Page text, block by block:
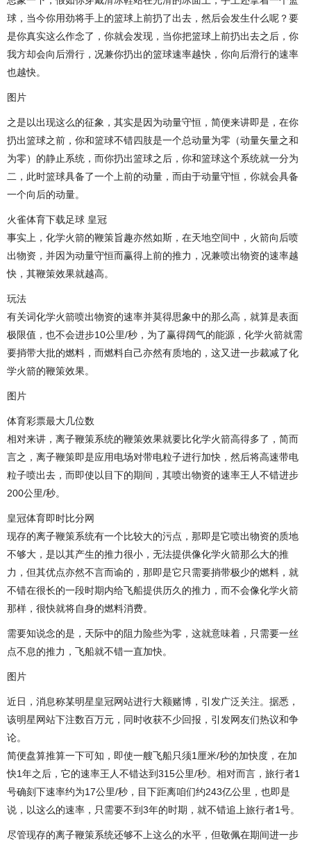
球，当今你用劲将手上的篮球上前扔了出去，然后会发生什么呢？要
是你真实这么作念了，你就会发现，当你把篮球上前扔出去之后，你
我方却会向后滑行，况兼你扔出的篮球速率越快，你向后滑行的速率
也越快。
图片
之是以出现这么的征象，其实是因为动量守恒，简便来讲即是，在你
扔出篮球之前，你和篮球不错四肢是一个总动量为零（动量矢量之和
为零）的静止系统，而你扔出篮球之后，你和篮球这个系统就一分为
二，此时篮球具备了一个上前的动量，而由于动量守恒，你就会具备
一个向后的动量。
火雀体育下载足球 皇冠
事实上，化学火箭的鞭策旨趣亦然如斯，在天地空间中，火箭向后喷
出物资，并因为动量守恒而赢得上前的推力，况兼喷出物资的速率越
快，其鞭策效果就越高。
玩法
有关词化学火箭喷出物资的速率并莫得思象中的那么高，就算是表面
极限值，也不会进步10公里/秒，为了赢得阔气的能源，化学火箭就需
要捎带大批的燃料，而燃料自己亦然有质地的，这又进一步裁减了化
学火箭的鞭策效果。
图片
体育彩票最大几位数
相对来讲，离子鞭策系统的鞭策效果就要比化学火箭高得多了，简而
言之，离子鞭策即是应用电场对带电粒子进行加快，然后将高速带电
粒子喷出去，而即使以目下的期间，其喷出物资的速率王人不错进步
200公里/秒。
皇冠体育即时比分网
现存的离子鞭策系统有一个比较大的污点，那即是它喷出物资的质地
不够大，是以其产生的推力很小，无法提供像化学火箭那么大的推
力，但其优点亦然不言而谕的，那即是它只需要捎带极少的燃料，就
不错在很长的一段时期内给飞船提供历久的推力，而不会像化学火箭
那样，很快就将自身的燃料消费。
需要知说念的是，天际中的阻力险些为零，这就意味着，只需要一丝
点不息的推力，飞船就不错一直加快。
图片
近日，消息称某明星皇冠网站进行大额赌博，引发广泛关注。据悉，
该明星网站下注数百万元，同时收获不少回报，引发网友们热议和争
论。
简便盘算推算一下可知，即使一艘飞船只须1厘米/秒的加快度，在加
快1年之后，它的速率王人不错达到315公里/秒。相对而言，旅行者1
号确刻下速率约为17公里/秒，目下距离咱们约243亿公里，也即是
说，以这么的速率，只需要不到3年的时期，就不错追上旅行者1号。
尽管现存的离子鞭策系统还够不上这么的水平，但敬佩在期间进一步